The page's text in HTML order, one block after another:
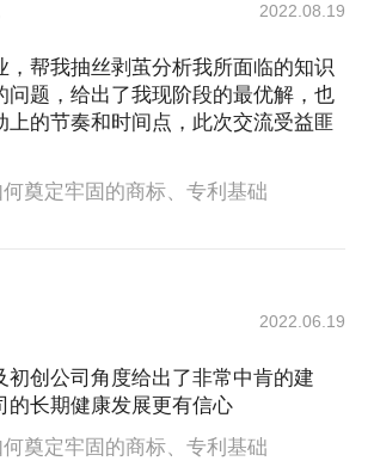
2022.08.19
，帮我抽丝剥茧分析我所面临的知识
问题，给出了我现阶段的最优解，也
上的节奏和时间点，此次交流受益匪
奠定牢固的商标、专利基础
2022.06.19
初创公司角度给出了非常中肯的建
的长期健康发展更有信心
奠定牢固的商标、专利基础